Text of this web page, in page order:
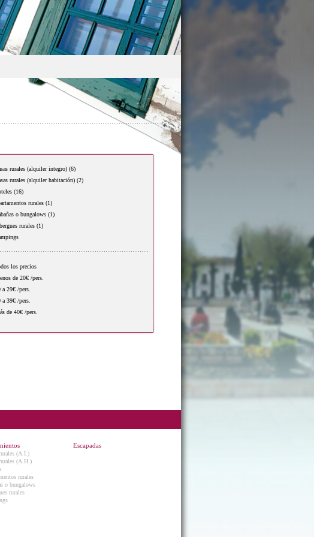
rurales (alquiler integro) (6)
rurales (alquiler habitación) (2)
(16)
rurales (1)
o bungalows (1)
rurales (1)
los precios
de 20€ /pers.
a 29€ /pers.
a 39€ /pers.
de 40€ /pers.
(A.I.)
(A.H.)
rurales
o bungalows
rurales
Escapadas